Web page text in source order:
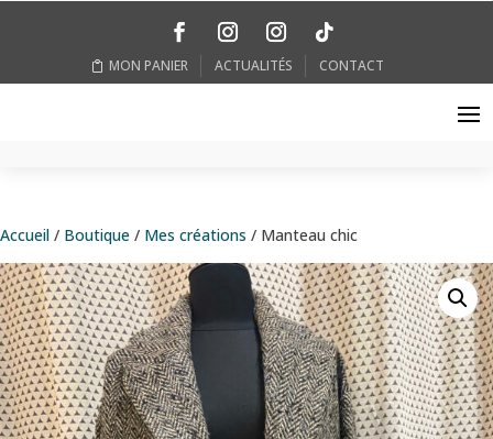
MON PANIER ACTUALITÉS CONTACT
Accueil / Boutique / Mes créations / Manteau chic